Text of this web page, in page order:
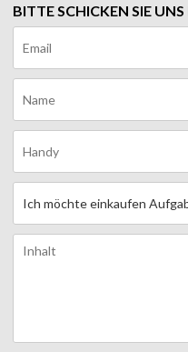
BITTE SCHICKEN SIE